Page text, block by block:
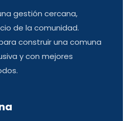
gestión cercana,
de la comunidad.
construir una comuna
y con mejores